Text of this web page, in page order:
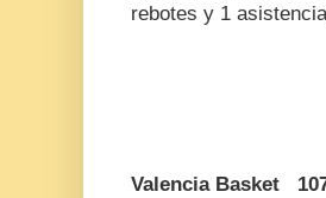
rebotes y 1
Valencia Basket